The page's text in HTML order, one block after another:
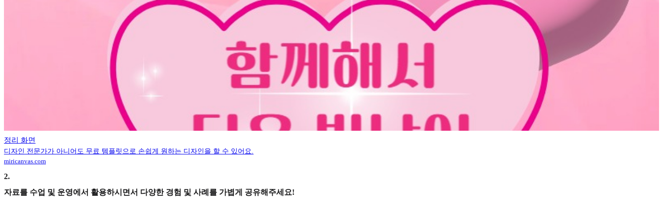
정리 화면
디자인 전문가가 아니어도 무료 템플릿으로 손쉽게 원하는 디자인을 할 수 있어요.
miricanvas.com
2.
자료를 수업 및 운영에서 활용하시면서 다양한 경험 및 사례를 가볍게 공유해주세요!